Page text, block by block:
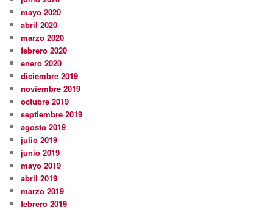
mayo 2020
abril 2020
marzo 2020
febrero 2020
enero 2020
diciembre 2019
noviembre 2019
octubre 2019
septiembre 2019
agosto 2019
julio 2019
junio 2019
mayo 2019
abril 2019
marzo 2019
febrero 2019